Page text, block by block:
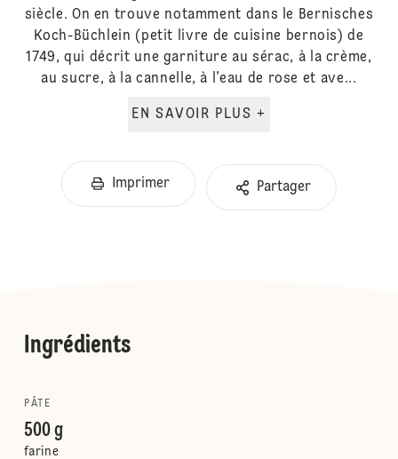
siècle. On en trouve notamment dans le Bernisches
Koch-Büchlein (petit livre de cuisine bernois) de
1749, qui décrit une garniture au sérac, à la crème,
au sucre, à la cannelle, à l’eau de rose et ave...
EN SAVOIR PLUS +
Imprimer Partager
Ingrédients
PÂTE
500 g
farine